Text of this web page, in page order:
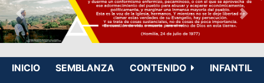
INICIO SEMBLANZA CONTENIDO
INFANTIL